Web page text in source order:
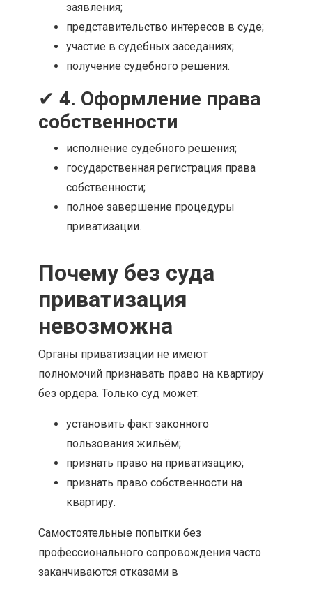
заявления;
представительство интересов в суде;
участие в судебных заседаниях;
получение судебного решения.
✔ 4. Оформление права
собственности
исполнение судебного решения;
государственная регистрация права
собственности;
полное завершение процедуры
приватизации.
Почему без суда
приватизация
невозможна
Органы приватизации не имеют
полномочий признавать право на квартиру
без ордера. Только суд может:
установить факт законного
пользования жильём;
признать право на приватизацию;
признать право собственности на
квартиру.
Самостоятельные попытки без
профессионального сопровождения часто
заканчиваются отказами в